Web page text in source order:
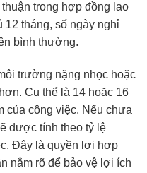
trong hợp đồng lao
tháng, số ngày nghỉ
bình thường.
trường nặng nhọc hoặc
Cụ thể là 14 hoặc 16
của công việc. Nếu chưa
được tính theo tỷ lệ
Đây là quyền lợi hợp
nắm rõ để bảo vệ lợi ích